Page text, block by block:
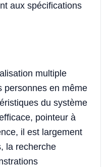
aux spécifications
multiple
personnes en même
du système
pointeur à
il est largement
la recherche